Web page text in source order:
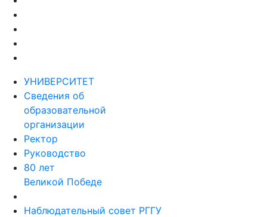
УНИВЕРСИТЕТ
Сведения об
образовательной
организации
Ректор
Руководство
80 лет
Великой Победе
Наблюдательный совет РГГУ